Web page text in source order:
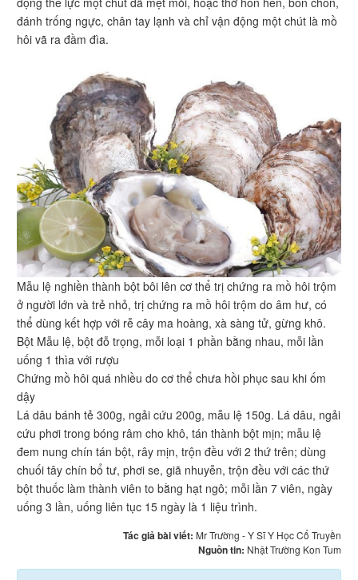
đánh trống ngực, chân tay lạnh và chỉ vận động một chút là mồ
hôi vã ra đầm đìa.
Mẫu lệ nghiền thành bột bôi lên cơ thể trị chứng ra mồ hôi trộm
ở người lớn và trẻ nhỏ, trị chứng ra mồ hôi trộm do âm hư, có
thể dùng kết hợp với rễ cây ma hoàng, xà sàng tử, gừng khô.
Bột Mẫu lệ, bột đỗ trọng, mỗi loại 1 phần bằng nhau, mỗi lần
uống 1 thìa với rượu
Chứng mồ hôi quá nhiều do cơ thể chưa hồi phục sau khi ốm
dậy
Lá dâu bánh tẻ 300g, ngải cứu 200g, mẫu lệ 150g. Lá dâu, ngải
cứu phơi trong bóng râm cho khô, tán thành bột mịn; mẫu lệ
đem nung chín tán bột, rây mịn, trộn đều với 2 thứ trên; dùng
chuối tây chín bổ tư, phơi se, giã nhuyễn, trộn đều với các thứ
bột thuốc làm thành viên to bằng hạt ngô; mỗi lần 7 viên, ngày
uống 3 lần, uống liên tục 15 ngày là 1 liệu trình.
Tác giả bài viết: Mr Trường - Y Sĩ Y Học Cổ Truyền
Nguồn tin: Nhật Trường Kon Tum